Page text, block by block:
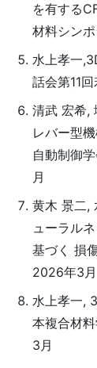
を有する
材料シン
水上孝一
話会第11
清武 宏希,
レバー型
自動制御
月
黄木 景二,
ューラル
基づく 損
2026年3月
水上孝一,
本複合材
3月